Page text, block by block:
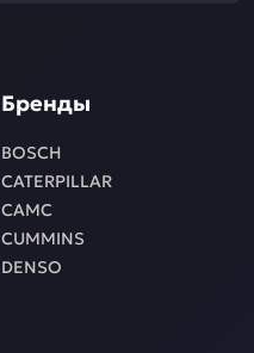
Бренды
BOSCH
CATERPILLAR
CAMC
CUMMINS
DENSO